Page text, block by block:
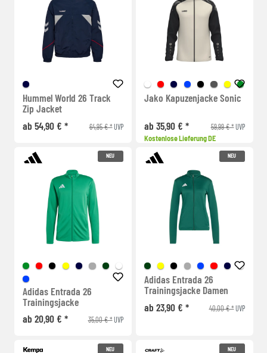
Hummel World 26 Track
Zip Jacket
ab 54,90 € *
64,95 € *UVP
Jako Kapuzenjacke Sonic
ab 35,90 € * 59,99 € *UVP
Kostenlose Lieferung DE
NEU
Adidas Entrada 26
Trainingsjacke
ab 20,90 € *
35,00 € *UVP
NEU
Adidas Entrada 26
Trainingsjacke Damen
ab 23,90 € *
40,00 € *UVP
NEU NEU